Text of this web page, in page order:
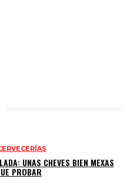
UNAS CHEVES BIEN MEXAS
PROBAR